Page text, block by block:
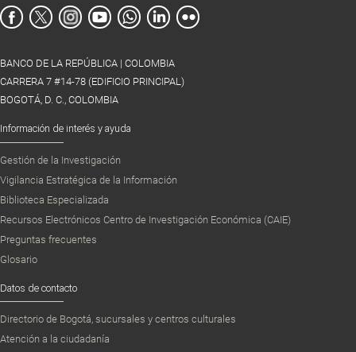
BANCO DE LA REPÚBLICA | COLOMBIA
CARRERA 7 #14-78 (EDIFICIO PRINCIPAL)
BOGOTÁ, D. C., COLOMBIA
Información de interés y ayuda
Gestión de la Investigación
Vigilancia Estratégica de la Información
Biblioteca Especializada
Recursos Electrónicos Centro de Investigación Económica (CAIE)
Preguntas frecuentes
Glosario
Datos de contacto
Directorio de Bogotá, sucursales y centros culturales
Atención a la ciudadanía